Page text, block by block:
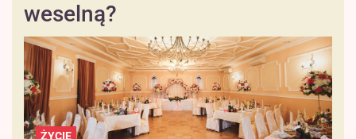
weselną?
ŻYCIE